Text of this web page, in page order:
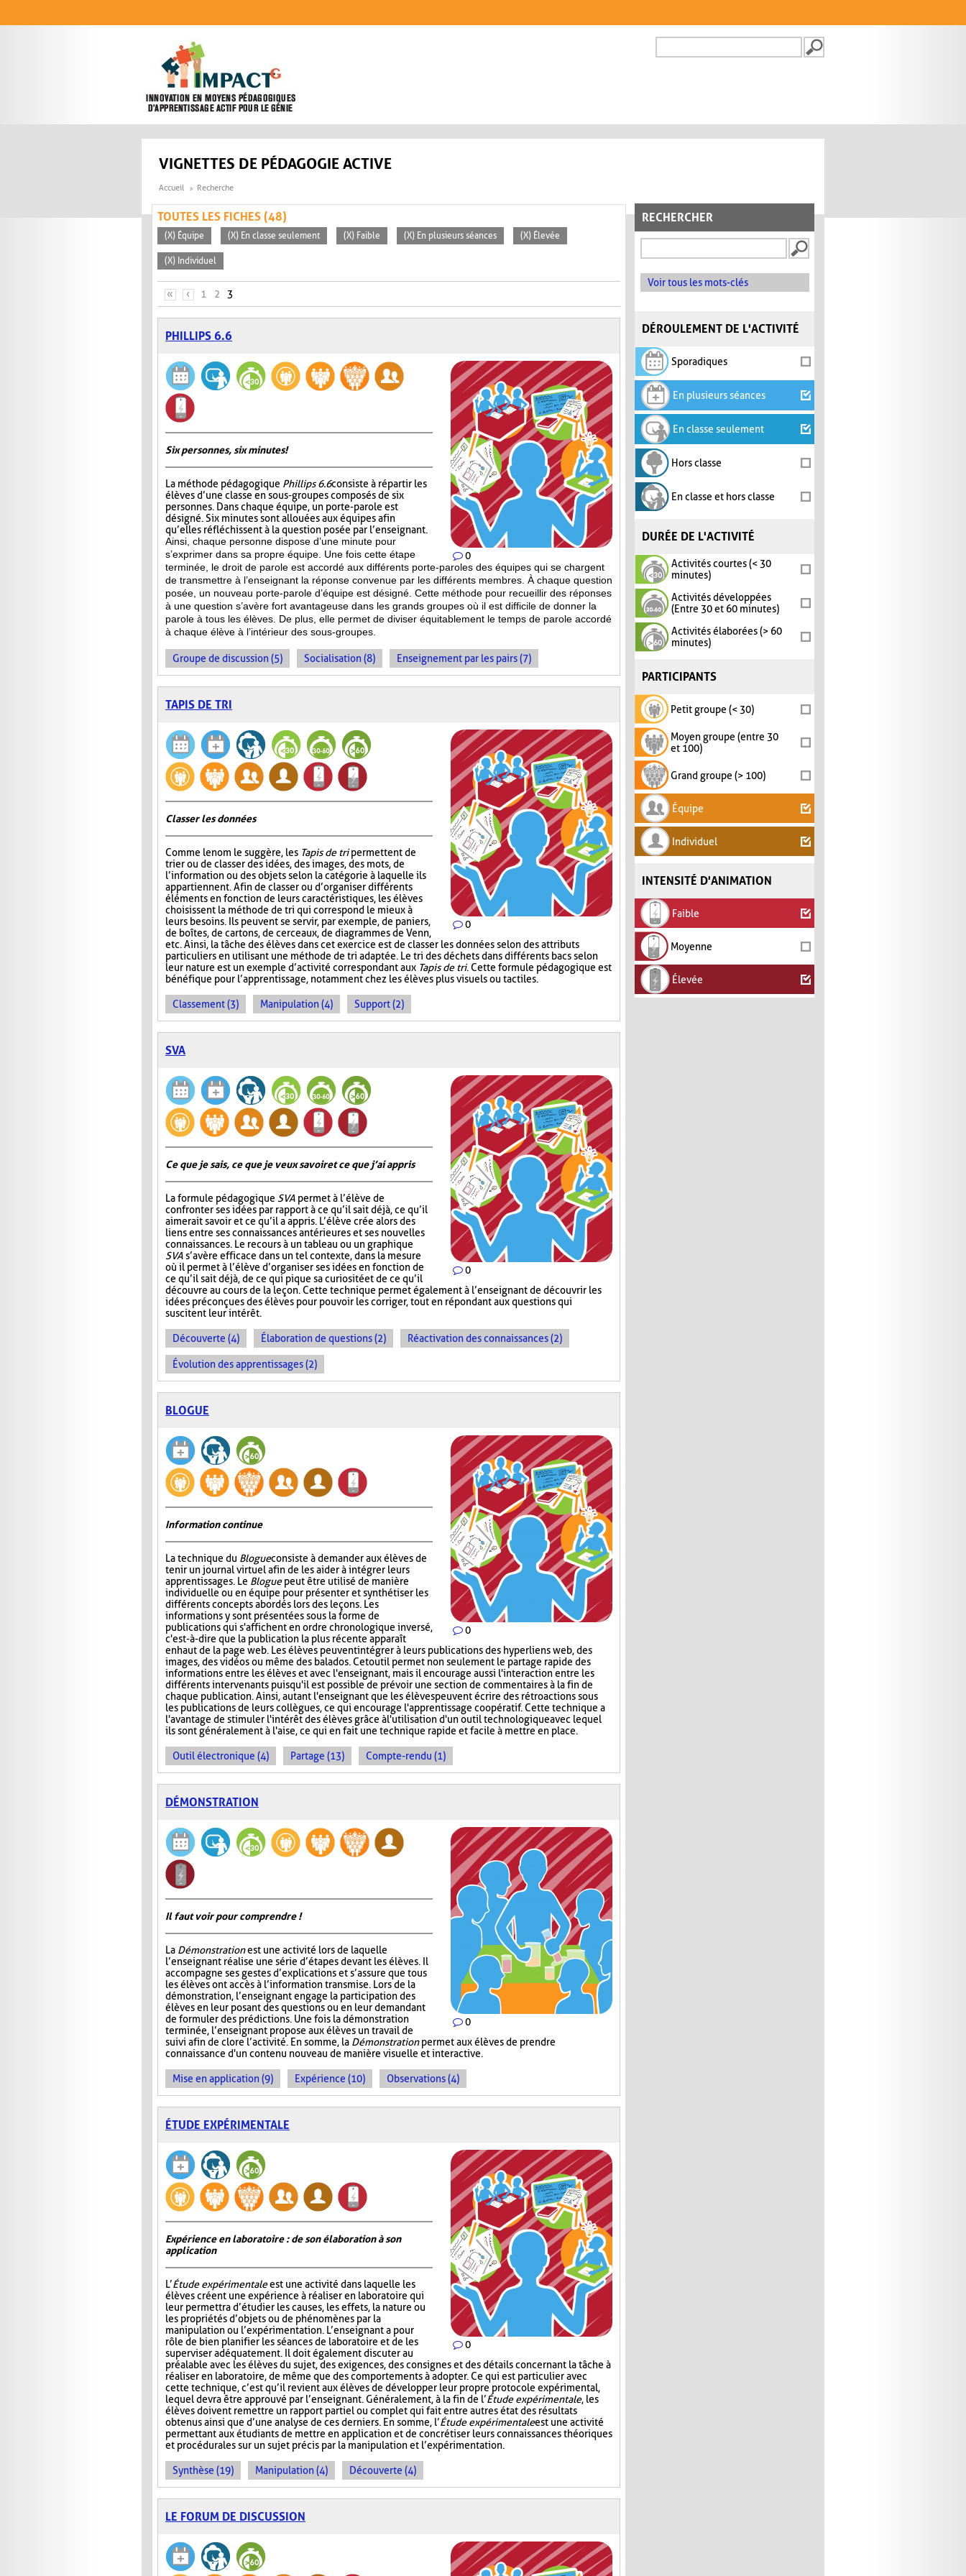
FORMULAIRE DE
VIGNETTES DE PÉDAGOGIE ACTIVE
Accueil Recherche
RECHERCHER
Voir tous les mots-clés
DÉROULEMENT DE L'ACTIVITÉ
Sporadiques
En plusieurs séances
En classe seulement
Hors classe
En classe et hors classe
DURÉE DE L'ACTIVITÉ
Activités courtes (< 30
minutes)
Activités développées
(Entre 30 et 60 minutes)
Activités élaborées (> 60
minutes)
PARTICIPANTS
Petit groupe (< 30)
Moyen groupe (entre 30
et 100)
Grand groupe (> 100)
Équipe
Individuel
INTENSITÉ D'ANIMATION
Faible
Moyenne
Élevée
TOUTES LES FICHES (48)
(X) Équipe (X) En classe seulement (X) Faible (X) En plusieurs séances (X) Élevée
(X) Individuel
PAGES
« ‹ 1 2 3
PHILLIPS 6.6
0
Six personnes, six minutes!
La méthode pédagogique Phillips 6.6consiste à répartir les
élèves d’une classe en sous-groupes composés de six
personnes. Dans chaque équipe, un porte-parole est
désigné. Six minutes sont allouées aux équipes afin
qu’elles réfléchissent à la question posée par l’enseignant.
Ainsi, chaque personne dispose d’une minute pour
s’exprimer dans sa propre équipe. Une fois cette étape
terminée, le droit de parole est accordé aux différents porte-paroles des équipes qui se chargent
de transmettre à l’enseignant la réponse convenue par les différents membres. À chaque question
posée, un nouveau porte-parole d’équipe est désigné. Cette méthode pour recueillir des réponses
à une question s’avère fort avantageuse dans les grands groupes où il est difficile de donner la
parole à tous les élèves. De plus, elle permet de diviser équitablement le temps de parole accordé
à chaque élève à l’intérieur des sous-groupes.
Groupe de discussion (5) Socialisation (8) Enseignement par les pairs (7)
TAPIS DE TRI
0
Classer les données
Comme le nom le suggère, les Tapis de tripermettent de
trier ou de classer des idées, des images, des mots, de
l’information ou des objets selon la catégorie à laquelle ils
appartiennent. Afin de classer ou d’organiser différents
éléments en fonction de leurs caractéristiques, les élèves
choisissent la méthode de tri qui correspond le mieux à
leurs besoins. Ils peuvent se servir, par exemple, de paniers,
de boîtes, de cartons, de cerceaux, de diagrammes de Venn,
etc. Ainsi, la tâche des élèves dans cet exercice est de classer les données selon des attributs
particuliers en utilisant une méthode de tri adaptée. Le tri des déchets dans différents bacs selon
leur nature est un exemple d’activité correspondant aux Tapis de tri. Cette formule pédagogique est
bénéfique pour l’apprentissage, notamment chez les élèves plus visuels ou tactiles.
Classement (3) Manipulation (4) Support (2)
SVA
0
Ce que je sais, ce que je veux savoir et ce que j’ai appris
La formule pédagogique SVA permet à l’élève de
confronter ses idées par rapport à ce qu’il sait déjà, ce qu’il
aimerait savoir et ce qu’il a appris. L’élève crée alors des
liens entre ses connaissances antérieures et ses nouvelles
connaissances. Le recours à un tableau ou un graphique
SVAs’avère efficace dans un tel contexte, dans la mesure
où il permet à l’élève d’organiser ses idées en fonction de
ce qu’il sait déjà, de ce qui pique sa curiosité et de ce qu’il
découvre au cours de la leçon. Cette technique permet également à l’enseignant de découvrir les
idées préconçues des élèves pour pouvoir les corriger, tout en répondant aux questions qui
suscitent leur intérêt.
Découverte (4) Élaboration de questions (2) Réactivation des connaissances (2)
Évolution des apprentissages (2)
BLOGUE
0
Information continue
La technique du Blogueconsiste à demander aux élèves de
tenir un journal virtuel afin de les aider à intégrer leurs
apprentissages. Le Bloguepeut être utilisé de manière
individuelle ou en équipe pour présenter et synthétiser les
différents concepts abordés lors des leçons. Les
informations y sont présentées sous la forme de
publications qui s'affichent en ordre chronologique inversé,
c'est-à-dire que la publication la plus récente apparaît
en haut de la page web. Les élèves peuvent intégrer à leurs publications des hyperliens web, des
images, des vidéos ou même des balados. Cet outil permet non seulement le partage rapide des
informations entre les élèves et avec l'enseignant, mais il encourage aussi l'interaction entre les
différents intervenants puisqu'il est possible de prévoir une section de commentaires à la fin de
chaque publication. Ainsi, autant l'enseignant que les élèves peuvent écrire des rétroactions sous
les publications de leurs collègues, ce qui encourage l'apprentissage coopératif. Cette technique a
l'avantage de stimuler l'intérêt des élèves grâce à l'utilisation d'un outil technologique avec lequel
ils sont généralement à l'aise, ce qui en fait une technique rapide et facile à mettre en place.
Outil électronique (4) Partage (13) Compte-rendu (1)
DÉMONSTRATION
0
Il faut voir pour comprendre !
La Démonstrationest une activité lors de laquelle
l’enseignant réalise une série d’étapes devant les élèves. Il
accompagne ses gestes d’explications et s’assure que tous
les élèves ont accès à l’information transmise. Lors de la
démonstration, l’enseignant engage la participation des
élèves en leur posant des questions ou en leur demandant
de formuler des prédictions. Une fois la démonstration
terminée, l’enseignant propose aux élèves un travail de
suivi afin de clore l’activité. En somme, la Démonstrationpermet aux élèves de prendre
connaissance d'un contenu nouveau de manière visuelle et interactive.
Mise en application (9) Expérience (10) Observations (4)
ÉTUDE EXPÉRIMENTALE
0
Expérience en laboratoire : de son élaboration à son
application
L’Étude expérimentaleest une activité dans laquelle les
élèves créent une expérience à réaliser en laboratoire qui
leur permettra d’étudier les causes, les effets, la nature ou
les propriétés d’objets ou de phénomènes par la
manipulation ou l’expérimentation. L’enseignant a pour
rôle de bien planifier les séances de laboratoire et de les
superviser adéquatement. Il doit également discuter au
préalable avec les élèves du sujet, des exigences, des consignes et des détails concernant la tâche à
réaliser en laboratoire, de même que des comportements à adopter. Ce qui est particulier avec
cette technique, c’est qu’il revient aux élèves de développer leur propre protocole expérimental,
lequel devra être approuvé par l’enseignant. Généralement, à la fin de l’Étude expérimentale, les
élèves doivent remettre un rapport partiel ou complet qui fait entre autres état des résultats
obtenus ainsi que d’une analyse de ces derniers. En somme, l’Étude expérimentaleest une activité
permettant aux étudiants de mettre en application et de concrétiser leurs connaissances théoriques
et procédurales sur un sujet précis par la manipulation et l’expérimentation.
Synthèse (19) Manipulation (4) Découverte (4)
LE FORUM DE DISCUSSION